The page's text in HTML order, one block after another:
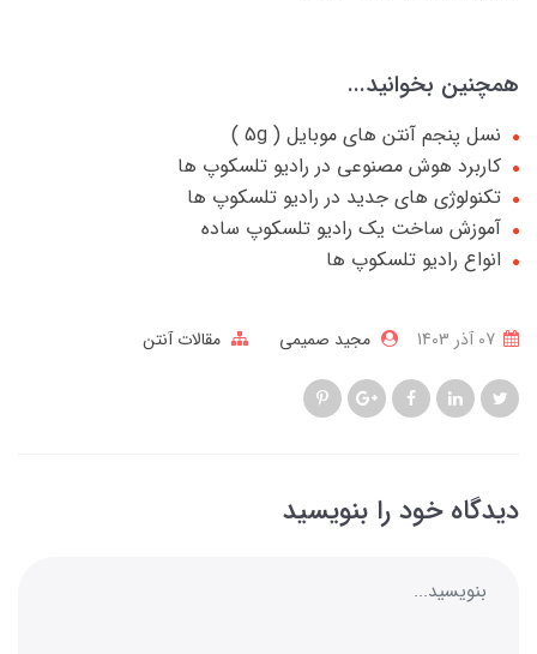
همچنین بخوانید...
نسل پنجم آنتن های موبایل ( 5g )
کاربرد هوش مصنوعی در رادیو تلسکوپ ها
تکنولوژی های جدید در رادیو تلسکوپ ها
آموزش ساخت یک رادیو تلسکوپ ساده
انواع رادیو تلسکوپ ها
مجید صمیمی مقالات آنتن
دیدگاه خود را بنویسید